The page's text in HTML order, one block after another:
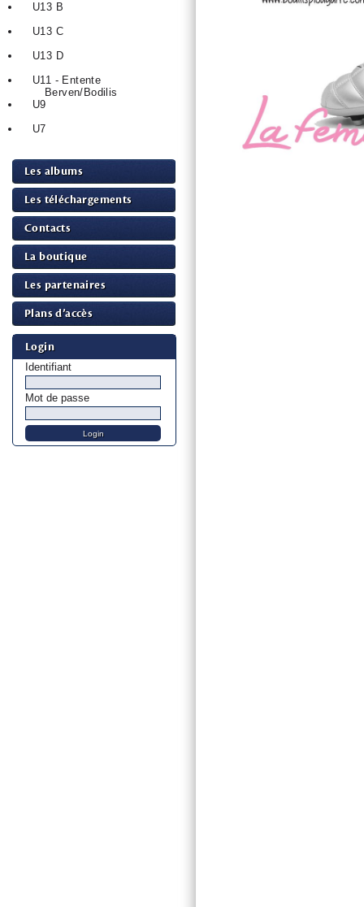
U13 B
U13 C
U13 D
U11 - Entente
Berven/Bodilis
U9
U7
Les albums
Les téléchargements
Contacts
La boutique
Les partenaires
Plans d’accès
Login
Identifiant
Mot de passe